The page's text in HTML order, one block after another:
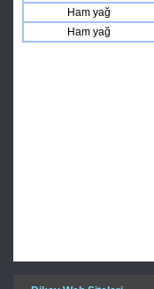
Ham yağ
Ham yağ